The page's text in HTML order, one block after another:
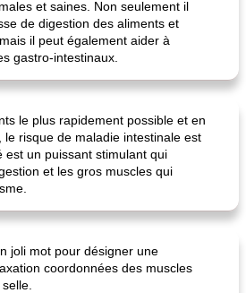
miel cheesecake aux baies
et saines. Non seulement il
de digestion des aliments et
il peut également aider à
gastro-intestinaux.
le plus rapidement possible et en
le risque de maladie intestinale est
est un puissant stimulant qui
et les gros muscles qui
joli mot pour désigner une
coordonnées des muscles